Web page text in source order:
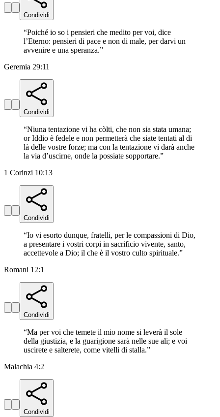
Condividi
“Poiché io so i pensieri che medito per voi, dice
l’Eterno: pensieri di pace e non di male, per darvi un
avvenire e una speranza.”
Geremia 29:11
Condividi
“Niuna tentazione vi ha còlti, che non sia stata umana;
or Iddio è fedele e non permetterà che siate tentati al di
là delle vostre forze; ma con la tentazione vi darà anche
la via d’uscirne, onde la possiate sopportare.”
1 Corinzi 10:13
Condividi
“Io vi esorto dunque, fratelli, per le compassioni di Dio,
a presentare i vostri corpi in sacrificio vivente, santo,
accettevole a Dio; il che è il vostro culto spirituale.”
Romani 12:1
Condividi
“Ma per voi che temete il mio nome si leverà il sole
della giustizia, e la guarigione sarà nelle sue ali; e voi
uscirete e salterete, come vitelli di stalla.”
Malachia 4:2
Condividi